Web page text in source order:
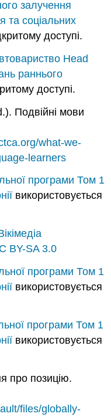
залучення
та соціальних
доступі.
Head
раннього
доступі.
Подвійні мови
what-we-
learners
програми Том 1
використовується
BY-SA 3.0
програми Том 1
використовується
програми Том 1
використовується
про позицію.
files/globally-